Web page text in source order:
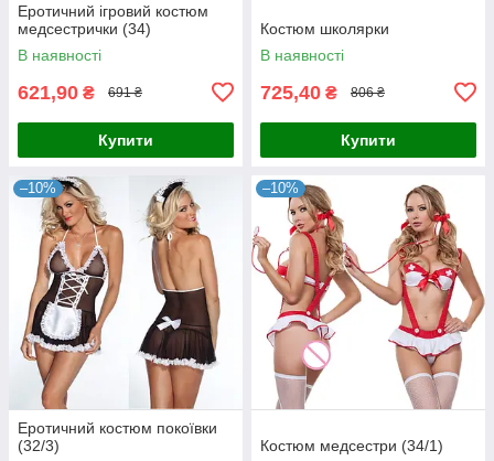
Еротичний ігровий костюм
медсестрички (34)
В наявності
621,90 ₴ 691 ₴
Купити
Костюм школярки
В наявності
725,40 ₴ 806 ₴
Купити
–10%
Еротичний костюм покоївки
(32/3)
–10%
Костюм медсестри (34/1)